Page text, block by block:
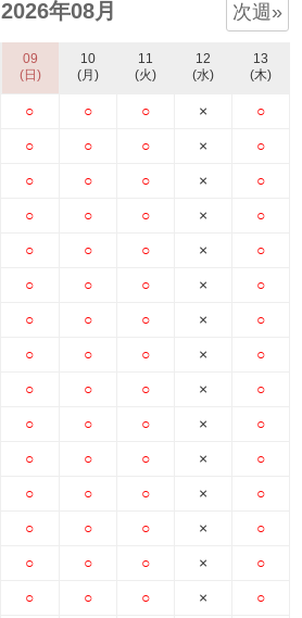
2026年08月 次週»
09
(日)
○
○
○
○
○
○
○
○
○
○
○
○
○
○
○
10
(月)
○
○
○
○
○
○
○
○
○
○
○
○
○
○
○
11
(火)
○
○
○
○
○
○
○
○
○
○
○
○
○
○
○
12
(水)
×
×
×
×
×
×
×
×
×
×
×
×
×
×
×
13
(木)
○
○
○
○
○
○
○
○
○
○
○
○
○
○
○